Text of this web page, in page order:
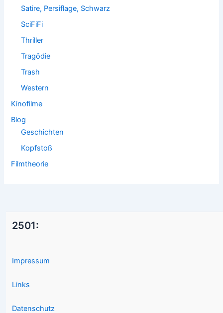
Satire, Persiflage, Schwarz
SciFiFi
Thriller
Tragödie
Trash
Western
Kinofilme
Blog
Geschichten
Kopfstoß
Filmtheorie
2501:
Impressum
Links
Datenschutz